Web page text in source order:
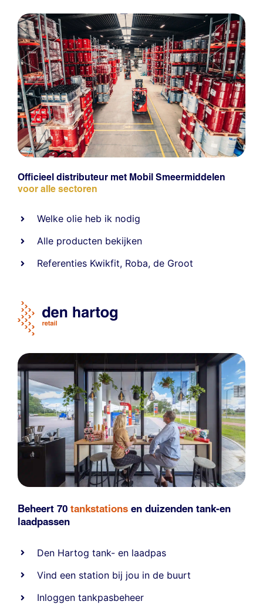
Officieel distributeur met Mobil Smeermiddelen
voor alle sectoren
Welke olie heb ik nodig
Alle producten bekijken
Referenties Kwikfit, Roba,de Groot
Beheert 70 tankstations en duizenden tank-en
laadpassen
Den Hartog tank- en laadpas
Vind een station bij jou in de buurt
Inloggen tankpasbeheer